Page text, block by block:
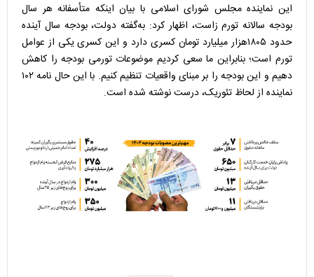
این نماینده مجلس شورای اسلامی با بیان اینکه متأسفانه هر سال
بودجه سالانه تورم زاست، اظهار کرد: به‌گفته دولت، بودجه سال آینده
حدود ۱۸۰۵هزار میلیارد تومان کسری دارد و این کسری یکی از عوامل
تورم است؛ بنابراین ما سعی کردیم موضوعات تورمی بودجه را کاهش
دهیم و این بودجه را بر مبنای واقعیات تنظیم کنیم. با این حال نامه ۱۰۲
نماینده از لحاظ تئوریک، درست نوشته شده است.